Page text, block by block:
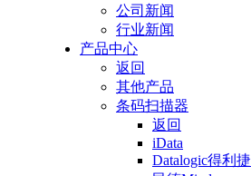
公司新闻
行业新闻
产品中心
返回
其他产品
条码扫描器
返回
iData
Datalogic得利捷